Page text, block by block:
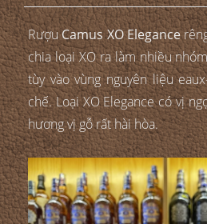
RượuCamus XO Elegance
chia loại XO ra làm nhiều
tùy vào vùng nguyên liệu
chế. Loại XO Elegance có vị
hương vị gỗ rất hài hòa.